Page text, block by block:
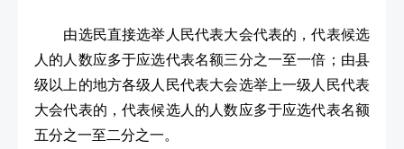
由选民直接选举人民代表大会代表的，代表候选
人的人数应多于应选代表名额三分之一至一倍；由县
级以上的地方各级人民代表大会选举上一级人民代表
大会代表的，代表候选人的人数应多于应选代表名额
五分之一至二分之一。